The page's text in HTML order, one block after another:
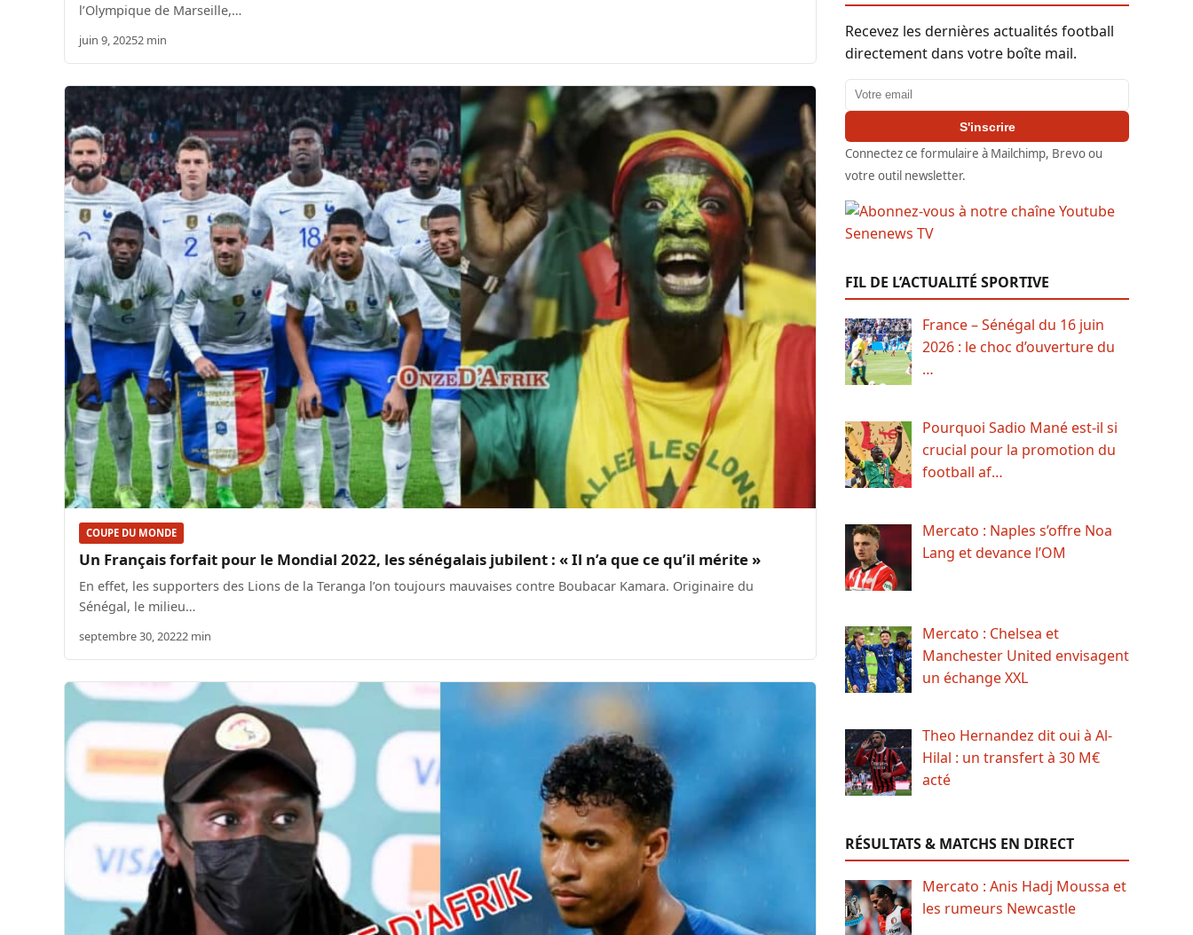
l’Olympique de Marseille,…
juin 9, 20252 min
COUPE DU MONDE
Un Français forfait pour le Mondial 2022, les sénégalais jubilent : « Il n’a que ce qu’il mérite »
En effet, les supporters des Lions de la Teranga l’on toujours mauvaises contre Boubacar Kamara. Originaire du
Sénégal, le milieu…
septembre 30, 20222 min
Recevez les dernières actualités football
directement dans votre boîte mail.
Adresse email
S'inscrire
Connectez ce formulaire à Mailchimp, Brevo ou
votre outil newsletter.
FIL DE L’ACTUALITÉ SPORTIVE
France – Sénégal du 16 juin
2026 : le choc d’ouverture du
…
Pourquoi Sadio Mané est-il si
crucial pour la promotion du
football af…
Mercato : Naples s’offre Noa
Lang et devance l’OM
Mercato : Chelsea et
Manchester United envisagent
un échange XXL
Theo Hernandez dit oui à Al-
Hilal : un transfert à 30 M€
acté
RÉSULTATS & MATCHS EN DIRECT
Mercato : Anis Hadj Moussa et
les rumeurs Newcastle